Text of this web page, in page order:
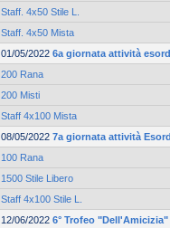
Staff. 4x50 Stile L.
Staff. 4x50 Mista
01/05/2022 6a giornata attività
200 Rana
200 Misti
Staff 4x100 Mista
08/05/2022 7a giornata attività
100 Rana
1500 Stile Libero
Staff 4x100 Stile L.
12/06/2022 6° Trofeo "Dell'Amicizia"